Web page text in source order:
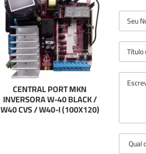
CENTRAL PORT MKN
INVERSORA W-40 BLACK /
W40 CVS / W40-I (100X120)